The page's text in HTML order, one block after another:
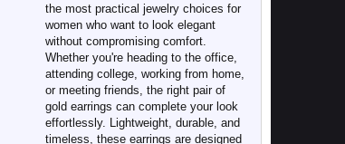
the most practical jewelry choices for
women who want to look elegant
without compromising comfort.
Whether you're heading to the office,
attending college, working from home,
or meeting friends, the right pair of
gold earrings can complete your look
effortlessly. Lightweight, durable, and
timeless, these earrings are designed